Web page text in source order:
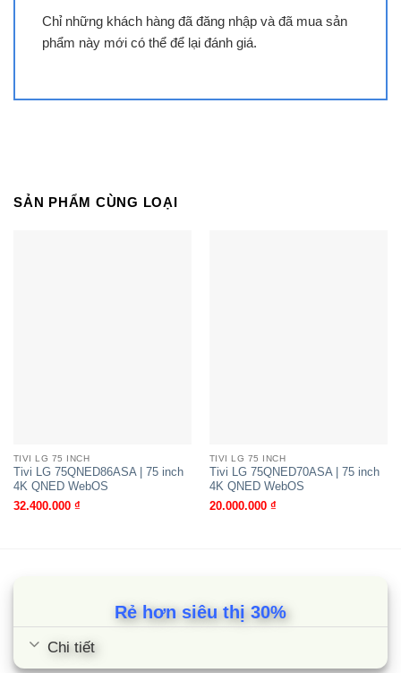
Tivi LG 65NANO80ASA | 65 inch 4K
Chỉ những khách hàng đã đăng nhập và đã mua sản
phẩm này mới có thể để lại đánh giá.
SẢN PHẨM CÙNG LOẠI
TIVI LG 75 INCH
Tivi LG 75QNED86ASA | 75 inch
4K QNED WebOS
32.400.000 ₫
TIVI LG 75 INCH
Tivi LG 75QNED70ASA | 75 inch
4K QNED WebOS
20.000.000 ₫
Rẻ hơn siêu thị 30%
Chi tiết